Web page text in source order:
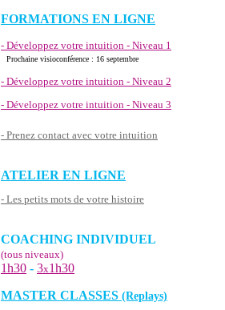
FORMATIONS EN LIGNE
- Développez votre intuition - Niveau 1
Prochaine visioconférence : 16 septembre
- Développez votre intuition - Niveau 2
- Développez votre intuition - Niveau 3
- Prenez contact avec votre intuition
ATELIER EN LIGNE
- Les petits mots de votre histoire
COACHING INDIVIDUEL
(tous niveaux)
1h30 - 3x1h30
MASTER CLASSES (Replays)